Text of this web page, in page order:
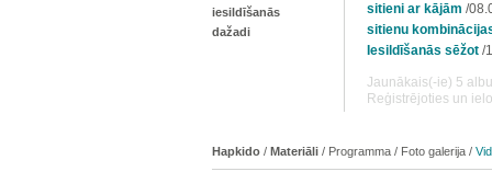
iesildīšanās
dažadi
sitieni ar kājām /
sitienu
Iesildīšanās sēžot /
Jaunākais(-ie) 5
Reģistrējoties un
Hapkido / Materiāli / Programma / Foto galerija /